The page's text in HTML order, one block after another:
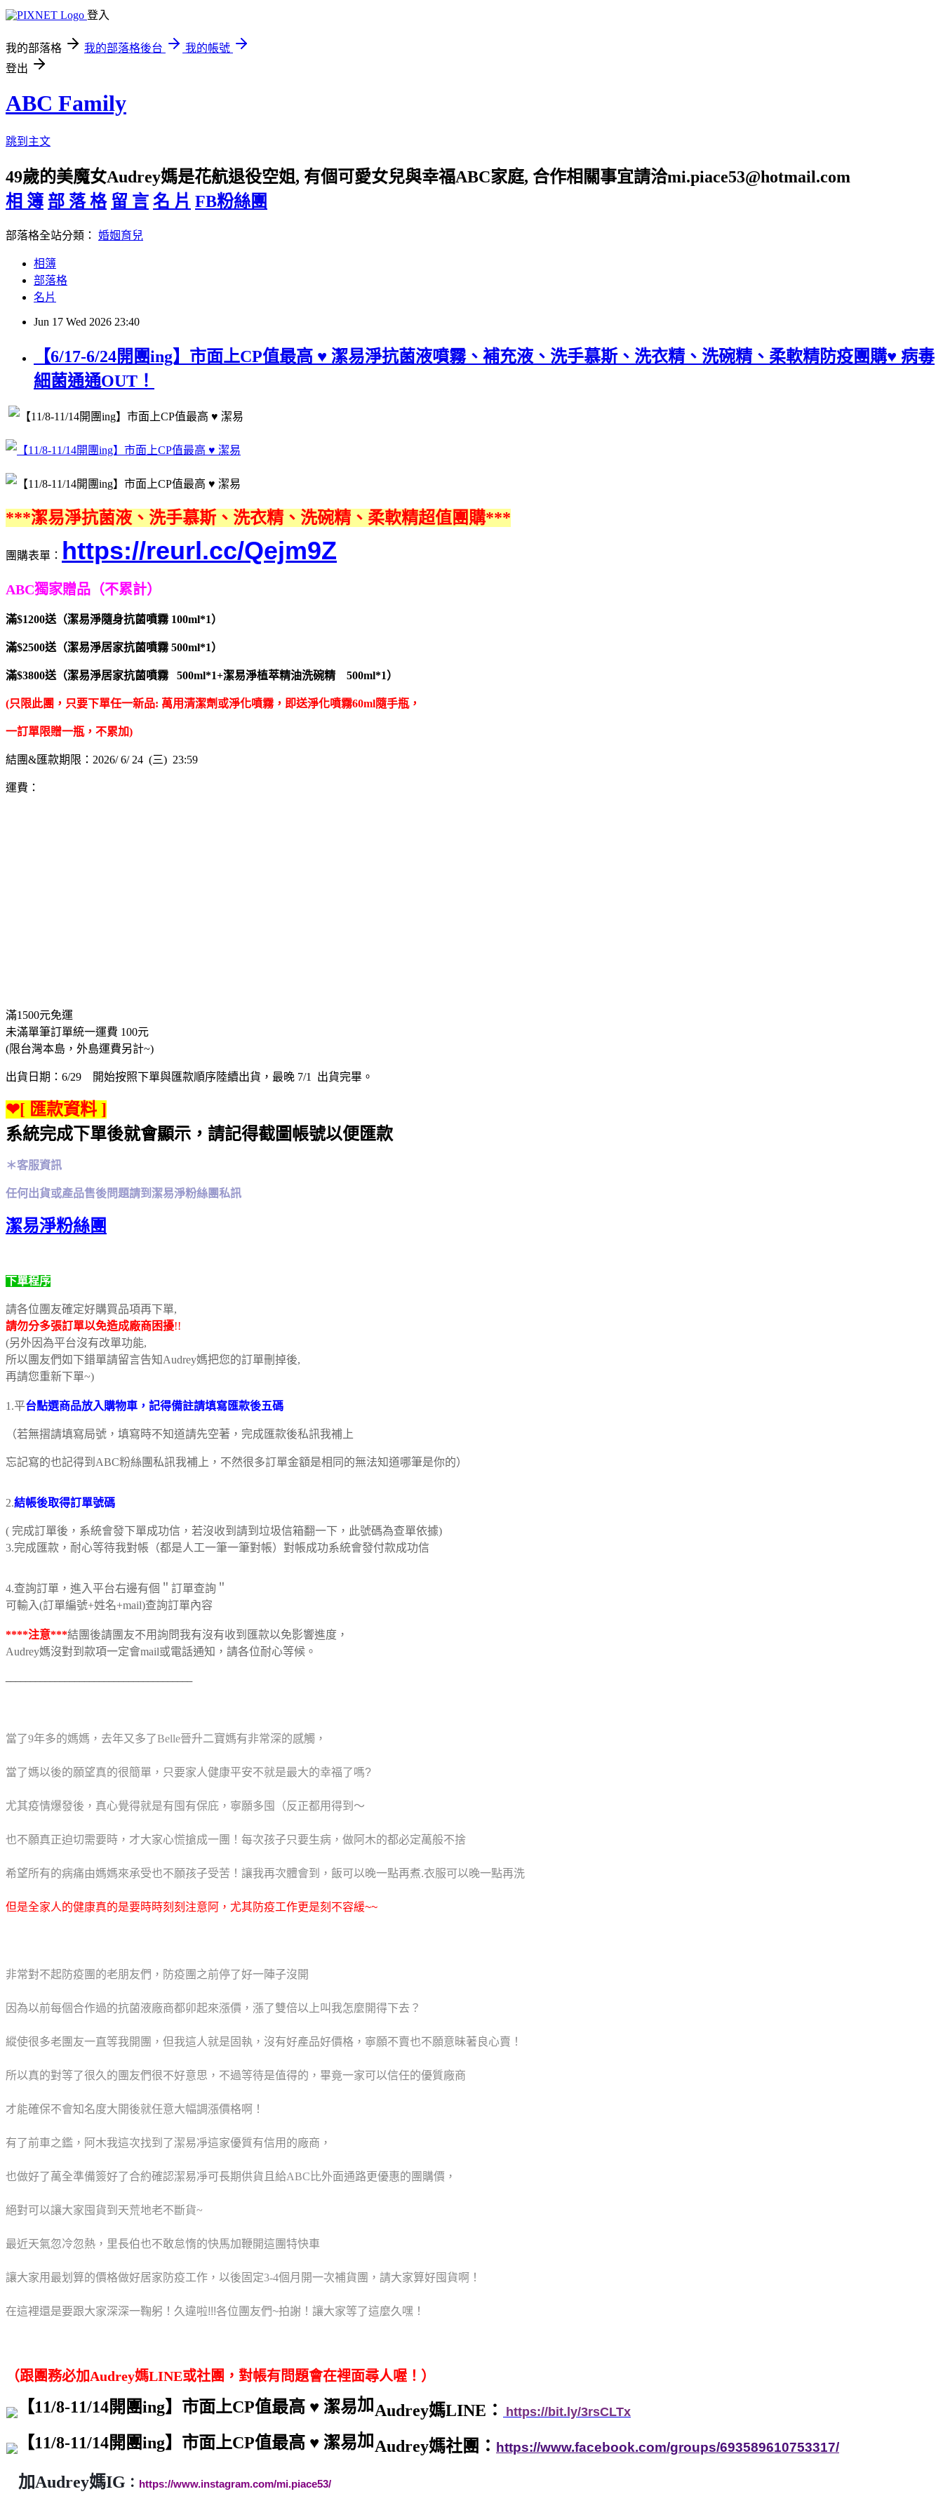
登入
我的部落格 我的部落格後台
我的帳號
登出
ABC Family
跳到主文
49歲的美魔女Audrey媽是花航退役空姐, 有個可愛女兒與幸福ABC家庭, 合作相關事宜請洽mi.piace53@hotmail.com
相 簿 部 落 格 留 言 名 片 FB粉絲團
部落格全站分類： 婚姻育兒
相簿
部落格
名片
Jun 17 Wed 2026 23:40
【6/17-6/24開團ing】市面上CP值最高 ♥ 潔易淨抗菌液噴霧、補充液、洗手慕斯、洗衣精、洗碗精、柔軟精防疫團購♥ 病毒
細菌通通OUT！
***潔易淨抗菌液、洗手慕斯、洗衣精、洗碗精、柔軟精超值團購***
團購表單： https://reurl.cc/Qejm9Z
ABC獨家贈品（不累計）
滿$1200送（潔易淨隨身抗菌噴霧 100ml*1）
滿$2500送（潔易淨居家抗菌噴霧 500ml*1）
滿$3800送（潔易淨居家抗菌噴霧 500ml*1+潔易淨植萃精油洗碗精 500ml*1）
(只限此團，只要下單任一新品: 萬用清潔劑或淨化噴霧，即送淨化噴霧60ml隨手瓶，
一訂單限贈一瓶，不累加)
結團&匯款期限：2026/ 6/ 24 (三) 23:59
運費：
滿1500元免運
未滿單筆訂單統一運費 100元
(限台灣本島，外島運費另計~)
出貨日期：6/29 開始按照下單與匯款順序陸續出貨，最晚 7/1 出貨完畢。
❤[ 匯款資料 ]
系統完成下單後就會顯示，請記得截圖帳號以便匯款
＊客服資訊
任何出貨或產品售後問題請到潔易淨粉絲團私訊
潔易淨粉絲團
下單程序
請各位團友確定好購買品項再下單,
請勿分多張訂單以免造成廠商困擾!!
(另外因為平台沒有改單功能,
所以團友們如下錯單請留言告知Audrey媽把您的訂單刪掉後,
再請您重新下單~)
1.平台點選商品放入購物車，記得備註請填寫匯款後五碼
（若無摺請填寫局號，填寫時不知道請先空著，完成匯款後私訊我補上
忘記寫的也記得到ABC粉絲團私訊我補上，不然很多訂單金額是相同的無法知道哪筆是你的）
2.結帳後取得訂單號碼
( 完成訂單後，系統會發下單成功信，若沒收到請到垃圾信箱翻一下，此號碼為查單依據)
3.完成匯款，耐心等待我對帳（都是人工一筆一筆對帳）對帳成功系統會發付款成功信
4.查詢訂單，進入平台右邊有個＂訂單查詢＂
可輸入(訂單編號+姓名+mail)查詢訂單內容
****注意***結團後請團友不用詢問我有沒有收到匯款以免影響進度，
Audrey媽沒對到款項一定會mail或電話通知，請各位耐心等候。
當了9年多的媽媽，去年又多了Belle晉升二寶媽有非常深的感觸，
當了媽以後的願望真的很簡單， 只要家人健康平安不就是最大的幸福了嗎?
尤其疫情爆發後，真心覺得就是有囤有保庇，寧願多囤（反正都用得到～
也不願真正迫切需要時，才大家心慌搶成一團！每次孩子只要生病，做阿木的都必定萬般不捨
希望所有的病痛由媽媽來承受也不願孩子受苦 ！ 讓我再次體會到，飯可以晚一點再煮.衣服可以晚一點再洗
但是全家人的健康真的是要時時刻刻注意阿 ， 尤其防疫工作更是刻不容緩~~
非常對不起防疫團的老朋友們，防疫團之前停了好一陣子沒開
因為以前每個合作過的抗菌液廠商都卯起來漲價，漲了雙倍以上叫我怎麼開得下去？
縱使很多老團友一直等我開團，但我這人就是固執，沒有好產品好價格，寧願不賣也不願意昧著良心賣！
所以真的對等了很久的團友們很不好意思， 不過等待是值得的，畢竟一家可以信任的優質廠商
才能確保不會知名度大開後就任意大幅調漲價格啊！
有了前車之鑑，阿木我這次找到了潔易凈這家優質有信用的廠商，
也做好了萬全準備簽好了合約確認潔易凈可長期供貨且給ABC比外面通路更優惠的團購價，
絕對可以讓大家囤貨到天荒地老不斷貨~
最近天氣忽冷忽熱，里長伯也不敢怠惰的快馬加鞭開這團特快車
讓大家用最划算的價格做好居家防疫工作，以後固定3-4個月開一次補貨團，請大家算好囤貨啊！
在這裡還是要跟大家深深一鞠躬！ 久違啦!!!各位團友們~拍謝！讓大家等了這麼久嘿！
（跟團務必加Audrey媽LINE或社團，對帳有問題會在裡面尋人喔！）
加Audrey媽LINE： https://bit.ly/3rsCLTx
加Audrey媽社團： https://www.facebook.com/groups/693589610753317/
👉加Audrey媽IG ： https://www.instagram.com/mi.piace53/